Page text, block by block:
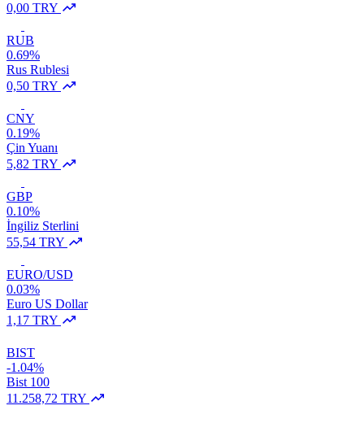
0,00 TRY
RUB
0.69%
Rus Rublesi
0,50 TRY
CNY
0.19%
Çin Yuanı
5,82 TRY
GBP
0.10%
İngiliz Sterlini
55,54 TRY
EURO/USD
0.03%
Euro US Dollar
1,17 TRY
BIST
-1.04%
Bist 100
11.258,72 TRY